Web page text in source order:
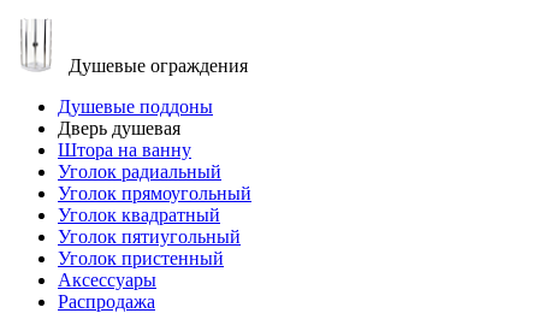
Душевые ограждения
Душевые поддоны
Дверь душевая
Штора на ванну
Уголок радиальный
Уголок прямоугольный
Уголок квадратный
Уголок пятиугольный
Уголок пристенный
Аксессуары
Распродажа